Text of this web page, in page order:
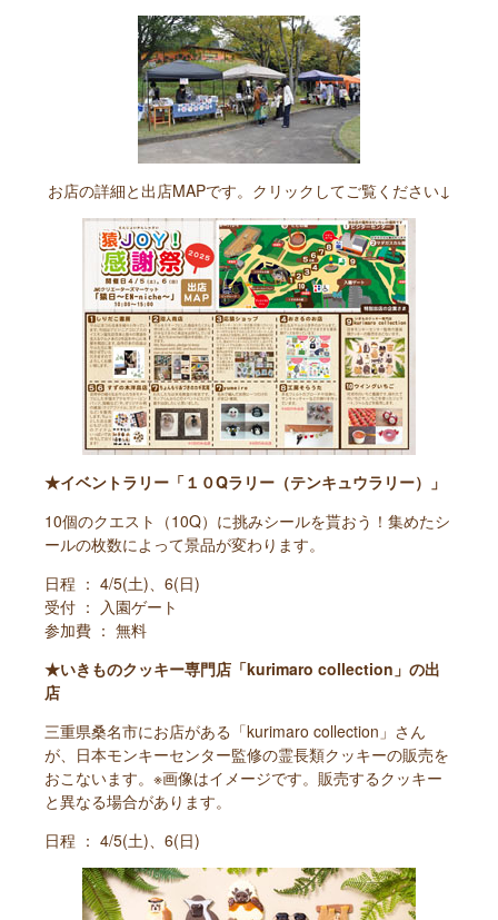
お店の詳細と出店MAPです。クリックしてご覧ください↓
★イベントラリー「１０Qラリー（テンキュウラリー）」
10個のクエスト（10Q）に挑みシールを貰おう！集めたシ
ールの枚数によって景品が変わります。
日程 ： 4/5(土)、6(日)
受付 ： 入園ゲート
参加費 ： 無料
★いきものクッキー専門店「kurimaro collection」の出
店
三重県桑名市にお店がある「kurimaro collection」さん
が、日本モンキーセンター監修の霊長類クッキーの販売を
おこないます。※画像はイメージです。販売するクッキー
と異なる場合があります。
日程 ： 4/5(土)、6(日)